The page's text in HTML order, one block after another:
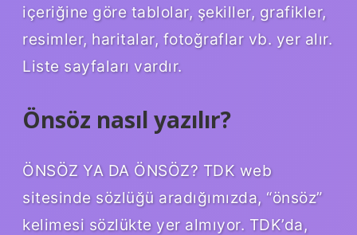
içeriğine göre tablolar, şekiller, grafikler,
resimler, haritalar, fotoğraflar vb. yer alır.
Liste sayfaları vardır.
Önsöz nasıl yazılır?
ÖNSÖZ YA DA ÖNSÖZ? TDK web
sitesinde sözlüğü aradığımızda, “önsöz”
kelimesi sözlükte yer almıyor. TDK’da,